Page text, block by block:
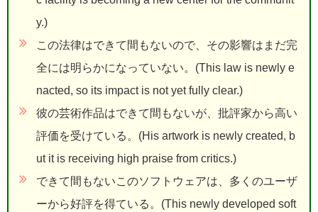
y.)
この法律はできて間もないので、その影響はまだ完
全には明らかになっていない。(This law is newly e
nacted, so its impact is not yet fully clear.)
彼の芸術作品はできて間もないが、批評家から高い
評価を受けている。(His artwork is newly created, b
ut it is receiving high praise from critics.)
できて間もないこのソフトウェアは、多くのユーザ
ーから好評を得ている。(This newly developed soft